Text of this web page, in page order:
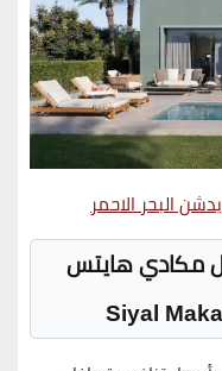
البحر الاحمر
مكادي هايتس